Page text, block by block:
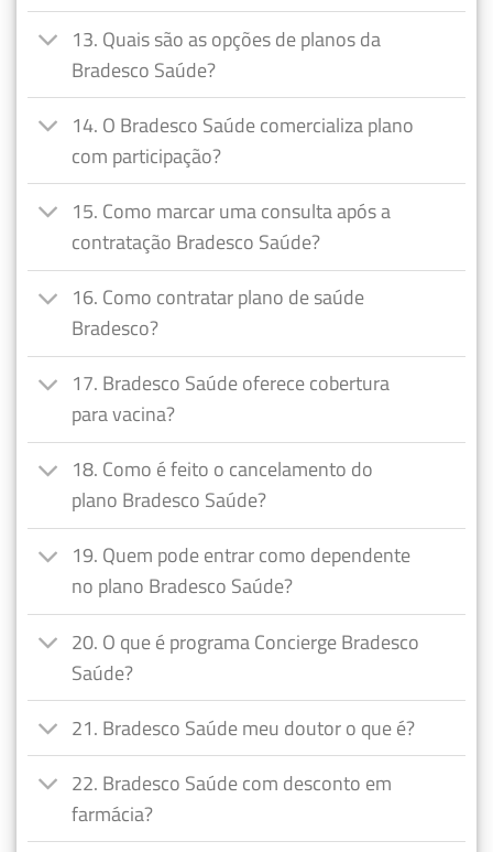
13. Quais são as opções de planos da
Bradesco Saúde?
14. O Bradesco Saúde comercializa plano
com participação?
15. Como marcar uma consulta após a
contratação Bradesco Saúde?
16. Como contratar plano de saúde
Bradesco?
17. Bradesco Saúde oferece cobertura
para vacina?
18. Como é feito o cancelamento do
plano Bradesco Saúde?
19. Quem pode entrar como dependente
no plano Bradesco Saúde?
20. O que é programa Concierge Bradesco
Saúde?
21. Bradesco Saúde meu doutor o que é?
22. Bradesco Saúde com desconto em
farmácia?